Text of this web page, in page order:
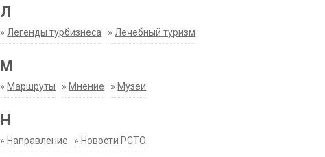
Л
» Легенды турбизнеса » Лечебный туризм
М
» Маршруты » Мнение » Музеи
Н
» Направление » Новости РСТО